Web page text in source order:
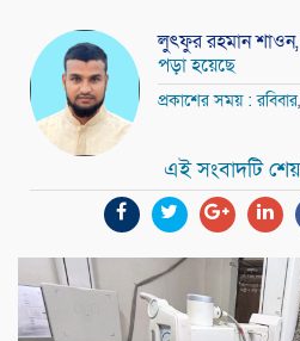
লুৎফুর রহমান
পড়া হয়েছে
প্রকাশের সময় :
এই সংবাদটি